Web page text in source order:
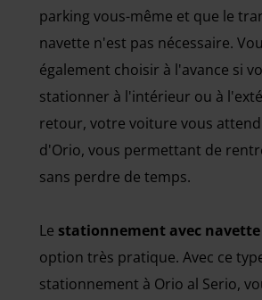
parking vous-même et que le
navette n'est pas nécessaire.
également choisir à l'avance si
stationner à l'intérieur ou à
retour, votre voiture vous
d'Orio, vous permettant de
sans perdre de temps.
Le stationnement avec navette
option très pratique. Avec ce
stationnement à Orio al Serio,